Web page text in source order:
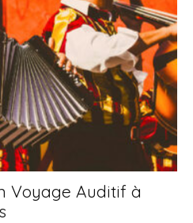
Voyage Auditif à